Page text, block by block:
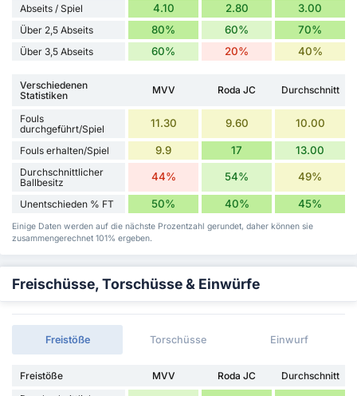
Abseits / Spiel
4.10 2.80 3.00
Über 2,5 Abseits 80% 60% 70%
Über 3,5 Abseits 60% 20% 40%
Verschiedenen
Statistiken
MVV Roda JC Durchschnitt
Fouls
durchgeführt/Spiel
11.30 9.60 10.00
Fouls erhalten/Spiel 9.9 17 13.00
Durchschnittlicher
Ballbesitz
44% 54% 49%
Unentschieden % FT 50% 40% 45%
Einige Daten werden auf die nächste Prozentzahl gerundet, daher können sie
zusammengerechnet 101% ergeben.
Freischüsse, Torschüsse & Einwürfe
Freistöße Torschüsse Einwurf
Freistöße MVV Roda JC
Durchschnitt